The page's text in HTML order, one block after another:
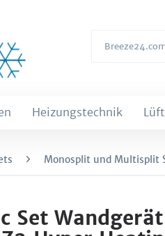
Heizungstechnik
Monosplit und Multisplit
Set